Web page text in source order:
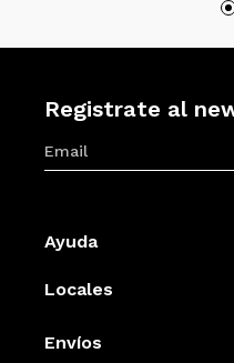
Registrate al
Ayuda
Locales
Envíos